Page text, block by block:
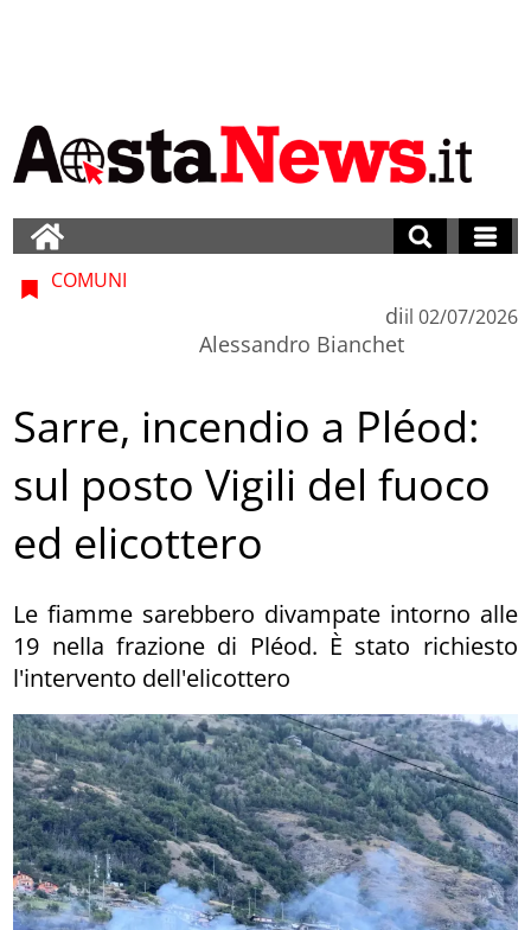
COMUNI
di
Alessandro Bianchet
il 02/07/2026
Sarre, incendio a Pléod:
sul posto Vigili del fuoco
ed elicottero
Le fiamme sarebbero divampate intorno alle
19 nella frazione di Pléod. È stato richiesto
l'intervento dell'elicottero